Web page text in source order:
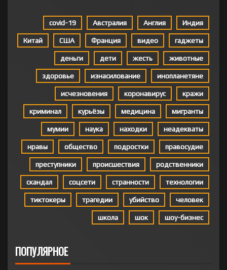
covid-19 Австралия Англия Индия
Китай США Франция видео гаджеты
деньги дети жесть животные
здоровье изнасилование инопланетяне
исчезновения коронавирус кражи
криминал курьёзы медицина мигранты
мумии наука находки неадекваты
нравы общество подростки правосудие
преступники происшествия родственники
скандал соцсети странности технологии
тиктокеры трагедии убийство человек
школа шок шоу-бизнес
ПОПУЛЯРНОЕ